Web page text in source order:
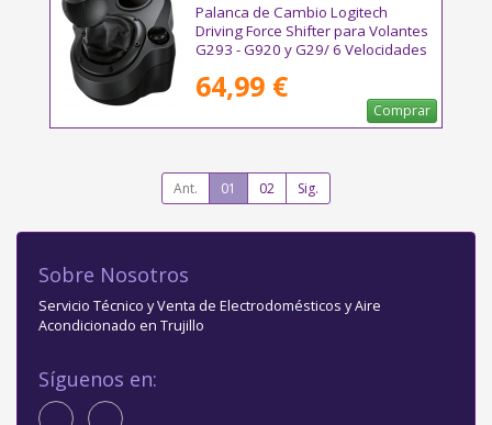
Palanca de Cambio Logitech
Driving Force Shifter para Volantes
G293 - G920 y G29/ 6 Velocidades
64,99 €
Comprar
Ant. 01 02 Sig.
Sobre Nosotros
Servicio Técnico y Venta de Electrodomésticos y Aire
Acondicionado en Trujillo
Síguenos en: